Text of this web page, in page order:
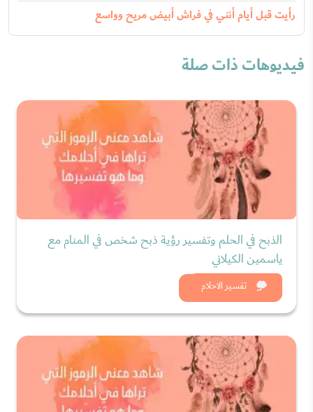
رأيت قبل أيام أنني في فراش أبيض مريح وواسع
فيديوهات ذات صلة
تفسير الاحلام
الذبح في الحلم وتفسير رؤية ذبح شخص في المنام مع
ياسمين الكيلاني
شاهد الان